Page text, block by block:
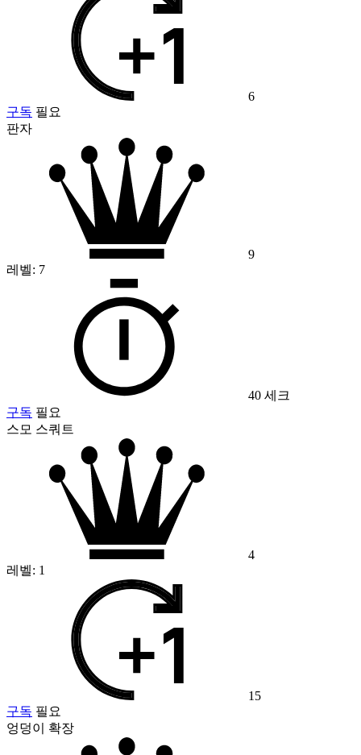
6
구독 필요
판자
9
레벨: 7
40 세크
구독 필요
스모 스쿼트
4
레벨: 1
15
구독 필요
엉덩이 확장